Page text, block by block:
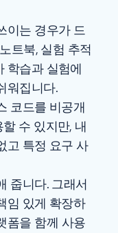
이는 경우가 드
트북, 실험 추적
학습과 실험에
워집니다.
코드를 비공개
수 있지만, 내
고 특정 요구 사
줍니다. 그래서
임 있게 확장하
폼을 함께 사용